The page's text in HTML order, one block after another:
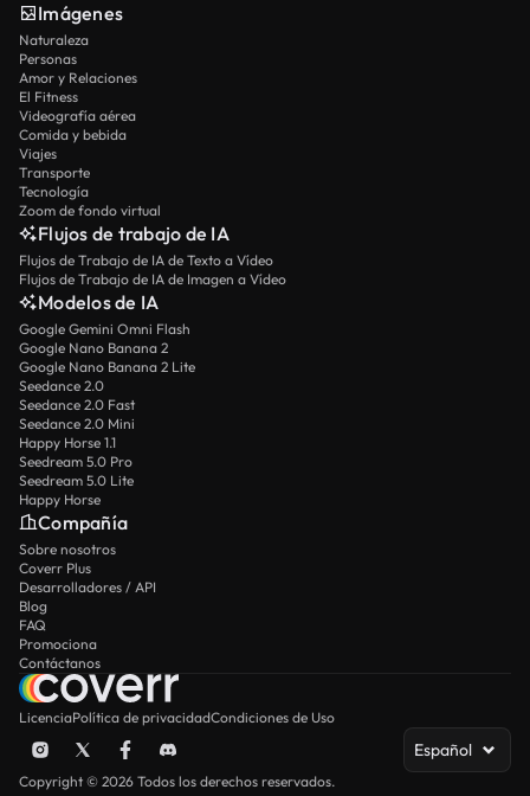
Imágenes
Naturaleza
Personas
Amor y Relaciones
El Fitness
Videografía aérea
Comida y bebida
Viajes
Transporte
Tecnología
Zoom de fondo virtual
Flujos de trabajo de IA
Flujos de Trabajo de IA de Texto a Vídeo
Flujos de Trabajo de IA de Imagen a Vídeo
Modelos de IA
Google Gemini Omni Flash
Google Nano Banana 2
Google Nano Banana 2 Lite
Seedance 2.0
Seedance 2.0 Fast
Seedance 2.0 Mini
Happy Horse 1.1
Seedream 5.0 Pro
Seedream 5.0 Lite
Happy Horse
Compañía
Sobre nosotros
Coverr Plus
Desarrolladores / API
Blog
FAQ
Promociona
Contáctanos
LicenciaPolítica de privacidadCondiciones de Uso
Español
Copyright © 2026 Todos los derechos reservados.